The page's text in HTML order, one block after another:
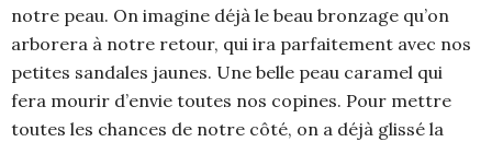
notre peau. On imagine déjà le beau bronzage qu’on
arborera à notre retour, qui ira parfaitement avec nos
petites sandales jaunes. Une belle peau caramel qui
fera mourir d’envie toutes nos copines. Pour mettre
toutes les chances de notre côté, on a déjà glissé la